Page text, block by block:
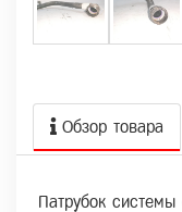
Обзор товара
Патрубок